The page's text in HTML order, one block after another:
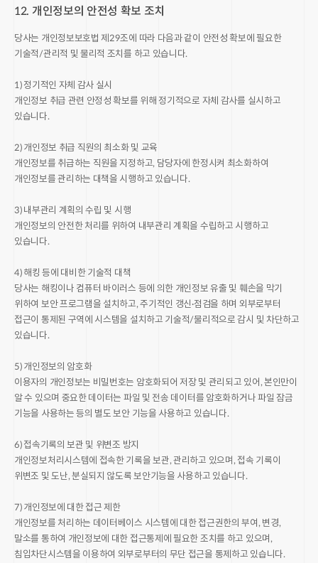
12. 개인정보의 안전성 확보 조치
당사는 개인정보보호법 제29조에 따라 다음과 같이 안전성 확보에 필요한
기술적/관리적 및 물리적 조치를 하고 있습니다.
1) 정기적인 자체 감사 실시
개인정보 취급 관련 안정성 확보를 위해 정기적으로 자체 감사를 실시하고
있습니다.
2) 개인정보 취급 직원의 최소화 및 교육
개인정보를 취급하는 직원을 지정하고, 담당자에 한정시켜 최소화하여
개인정보를 관리하는 대책을 시행하고 있습니다.
3) 내부관리 계획의 수립 및 시행
개인정보의 안전한 처리를 위하여 내부관리 계획을 수립하고 시행하고
있습니다.
4) 해킹 등에 대비한 기술적 대책
당사는 해킹이나 컴퓨터 바이러스 등에 의한 개인정보 유출 및 훼손을 막기
위하여 보안 프로그램을 설치하고, 주기적인 갱신·점검을 하며 외부로부터
접근이 통제된 구역에 시스템을 설치하고 기술적/물리적으로 감시 및 차단하고
있습니다.
5) 개인정보의 암호화
이용자의 개인정보는 비밀번호는 암호화되어 저장 및 관리되고 있어, 본인만이
알 수 있으며 중요한 데이터는 파일 및 전송 데이터를 암호화하거나 파일 잠금
기능을 사용하는 등의 별도 보안 기능을 사용하고 있습니다.
6) 접속기록의 보관 및 위변조 방지
개인정보처리시스템에 접속한 기록을 보관, 관리하고 있으며, 접속 기록이
위변조 및 도난, 분실되지 않도록 보안기능을 사용하고 있습니다.
7) 개인정보에 대한 접근 제한
개인정보를 처리하는 데이터베이스 시스템에 대한 접근권한의 부여, 변경,
말소를 통하여 개인정보에 대한 접근통제에 필요한 조치를 하고 있으며,
침입차단시스템을 이용하여 외부로부터의 무단 접근을 통제하고 있습니다.